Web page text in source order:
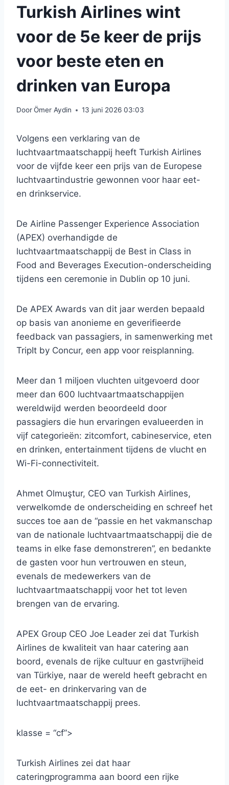
Turkish Airlines wint
voor de 5e keer de prijs
voor beste eten en
drinken van Europa
DoorÖmer Aydin 13 juni 2026 03:03
Volgens een verklaring van de
luchtvaartmaatschappij heeft Turkish Airlines
voor de vijfde keer een prijs van de Europese
luchtvaartindustrie gewonnen voor haar eet-
en drinkservice.
De Airline Passenger Experience Association
(APEX) overhandigde de
luchtvaartmaatschappij de Best in Class in
Food and Beverages Execution-onderscheiding
tijdens een ceremonie in Dublin op 10 juni.
De APEX Awards van dit jaar werden bepaald
op basis van anonieme en geverifieerde
feedback van passagiers, in samenwerking met
TripIt by Concur, een app voor reisplanning.
Meer dan 1 miljoen vluchten uitgevoerd door
meer dan 600 luchtvaartmaatschappijen
wereldwijd werden beoordeeld door
passagiers die hun ervaringen evalueerden in
vijf categorieën: zitcomfort, cabineservice, eten
en drinken, entertainment tijdens de vlucht en
Wi-Fi-connectiviteit.
Ahmet Olmuştur, CEO van Turkish Airlines,
verwelkomde de onderscheiding en schreef het
succes toe aan de “passie en het vakmanschap
van de nationale luchtvaartmaatschappij die de
teams in elke fase demonstreren”, en bedankte
de gasten voor hun vertrouwen en steun,
evenals de medewerkers van de
luchtvaartmaatschappij voor het tot leven
brengen van de ervaring.
APEX Group CEO Joe Leader zei dat Turkish
Airlines de kwaliteit van haar catering aan
boord, evenals de rijke cultuur en gastvrijheid
van Türkiye, naar de wereld heeft gebracht en
de eet- en drinkervaring van de
luchtvaartmaatschappij prees.
klasse = “cf”>
Turkish Airlines zei dat haar
cateringprogramma aan boord een rijke